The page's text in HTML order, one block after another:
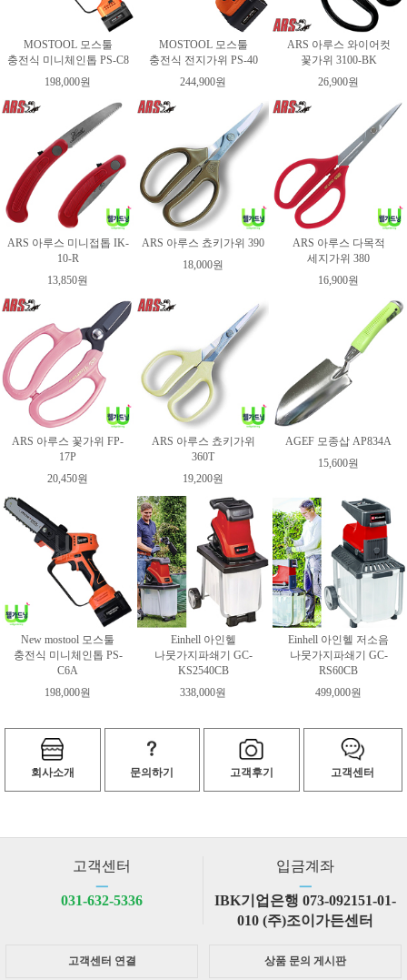
MOSTOOL 모스툴
충전식 미니체인톱 PS-C8
198,000원
MOSTOOL 모스툴
충전식 전지가위 PS-40
244,900원
ARS 아루스 와이어컷
꽃가위 3100-BK
26,900원
ARS 아루스 미니접톱 IK-
10-R
13,850원
ARS 아루스 쵸키가위 390
18,000원
ARS 아루스 다목적
세지가위 380
16,900원
ARS 아루스 꽃가위 FP-
17P
20,450원
ARS 아루스 쵸키가위
360T
19,200원
AGEF 모종삽 AP834A
15,600원
New mostool 모스툴
충전식 미니체인톱 PS-
C6A
198,000원
Einhell 아인헬
나뭇가지파쇄기 GC-
KS2540CB
338,000원
Einhell 아인헬 저소음
나뭇가지파쇄기 GC-
RS60CB
499,000원
회사소개 문의하기 고객후기 고객센터
고객센터
ㅡ
031-632-5336
입금계좌
ㅡ
IBK기업은행 073-092151-01-
010 (주)조이가든센터
고객센터 연결 상품 문의 게시판